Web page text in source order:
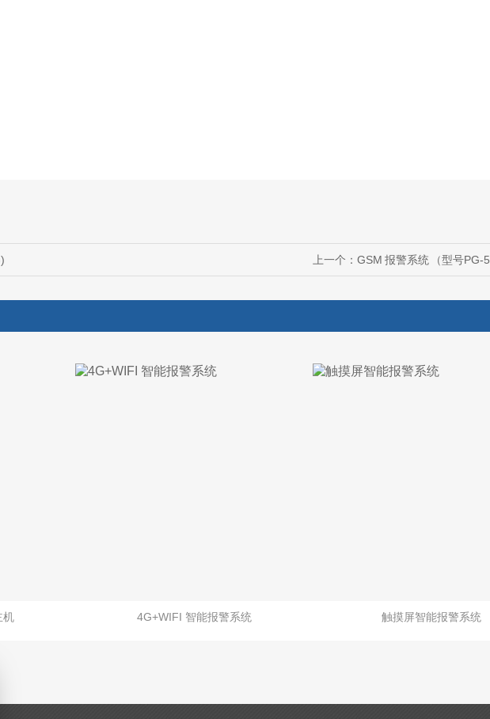
上一个： GSM 报警系统 （型号PG-
机 4G+WIFI 智能报警系统 触摸屏智能报警系统